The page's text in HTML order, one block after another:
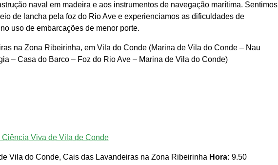
naval em madeira e aos instrumentos de navegação marítima. Sentimos
de lancha pela foz do Rio Ave e experienciamos as dificuldades de
uso de embarcações de menor porte.
na Zona Ribeirinha, em Vila do Conde (Marina de Vila do Conde – Nau
– Casa do Barco – Foz do Rio Ave – Marina de Vila do Conde)
Ciência Viva de Vila de Conde
Vila do Conde, Cais das Lavandeiras na Zona Ribeirinha Hora: 9.50